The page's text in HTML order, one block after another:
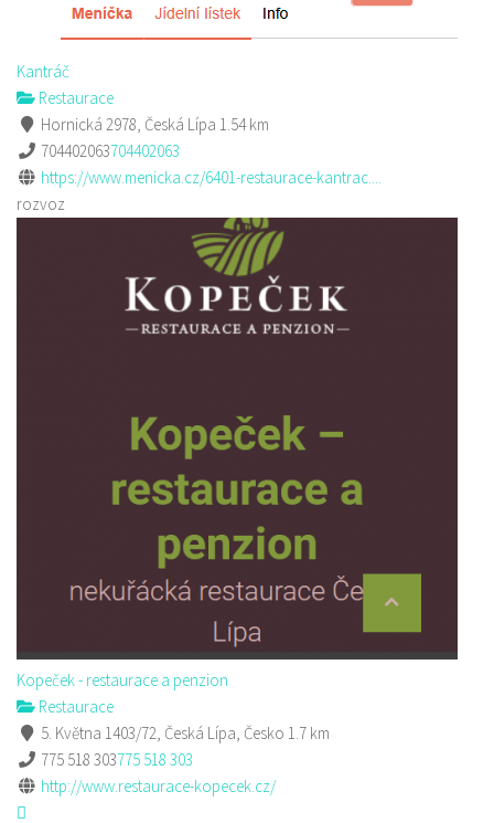
Kantráč
Restaurace
Hornická 2978, Česká Lípa 1.54 km
704402063704402063
https://www.menicka.cz/6401-restaurace-kantrac....
rozvoz
Kopeček - restaurace a penzion
Restaurace
5. Května 1403/72, Česká Lípa, Česko 1.7 km
775 518 303775 518 303
http://www.restaurace-kopecek.cz/